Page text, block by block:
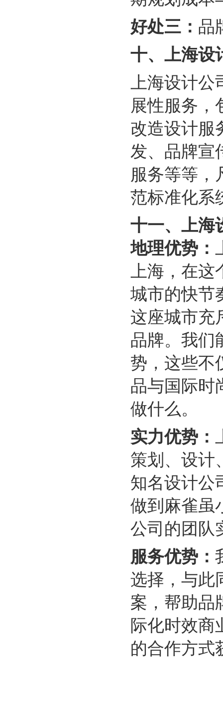
好处三： 品
十、 上海设
上海设计
展性服务，
改造设计服
发、品牌宣
服务等等，
范标准化系
十一、 上海
地理优势：
上海，在
城市的快节
这座城市充
品牌。我们
势，这些不
品与国际时
做什么。
实力优势：
策划、设计
知名设计公
做到麻雀虽
公司的团队
服务优势：
选择，与此
案，帮助品
际化时效商
的合作方式